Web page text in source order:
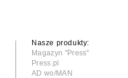
Nasze produkty:
Magazyn "Press"
Press.pl
AD wo/MAN